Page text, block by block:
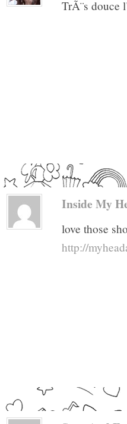
TrÃ¨s douce
Inside My
love those
http://